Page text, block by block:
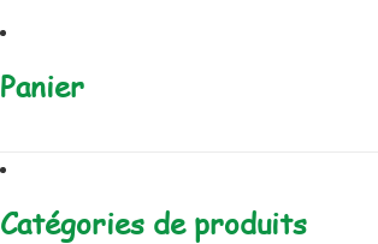
Panier
Catégories de produits